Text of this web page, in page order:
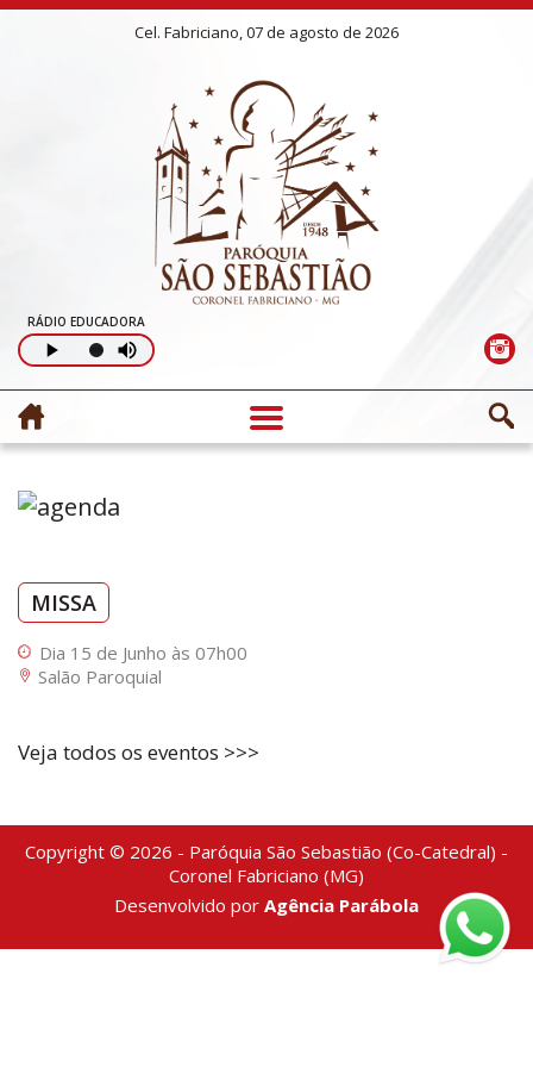
Cel. Fabriciano, 07 de agosto de 2026
RÁDIO EDUCADORA
MISSA
Dia 15 de Junho às 07h00
Salão Paroquial
Veja todos os eventos >>>
Copyright © 2026 - Paróquia São Sebastião (Co-Catedral) -
Coronel Fabriciano (MG)
Desenvolvido por Agência Parábola